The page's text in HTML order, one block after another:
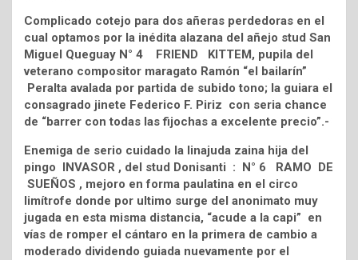
Complicado cotejo para dos añeras perdedoras en el
cual optamos por la inédita alazana del añejo stud San
Miguel Queguay N° 4 FRIEND KITTEM, pupila del
veterano compositor maragato Ramón “el bailarín”
Peralta avalada por partida de subido tono; la guiara el
consagrado jinete Federico F. Piriz con seria chance
de “barrer con todas las fijochas a excelente precio”.-
Enemiga de serio cuidado la linajuda zaina hija del
pingo INVASOR , del stud Donisanti : N° 6 RAMO DE
SUEÑOS , mejoro en forma paulatina en el circo
limítrofe donde por ultimo surge del anonimato muy
jugada en esta misma distancia, “acude a la capi” en
vías de romper el cántaro en la primera de cambio a
moderado dividendo guiada nuevamente por el